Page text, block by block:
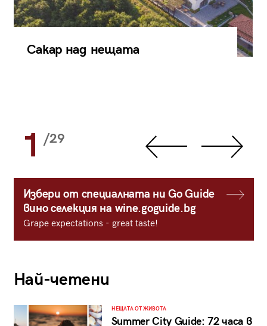
Сакар над нещата
1 /29
Избери от специалната ни Go Guide
вино селекция на wine.goguide.bg
Grape expectations - great taste!
Най-четени
НЕЩАТА ОТ ЖИВОТА
Summer City Guide: 72 часа в